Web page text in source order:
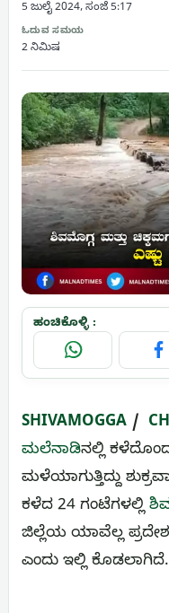
5 ಜುಲೈ 2024, ಸಂಜೆ 5:17
ಓದುವ ಸಮಯ
2 ನಿಮಿಷ
ಹಂಚಿಕೊಳ್ಳಿ :
WhatsApp
SHIVAMOGGA /
ಮಲೆನಾಡಿನಲ್ಲಿ
ಮಳೆಯಾಗುತ್ತಿದ್ದು
ಕಳೆದ 24 ಗಂಟೆಗಳಲ್ಲಿ
ಜಿಲ್ಲೆಯ ಯಾವೆಲ್ಲ
ಎಂದು ಇಲ್ಲಿ ಕೊಡಲಾಗಿದೆ.